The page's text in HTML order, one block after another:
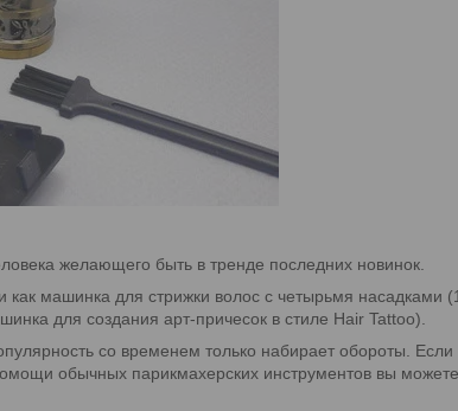
желающего быть в тренде последних новинок.
как машинка для стрижки волос с четырьмя
для создания арт-причесок в стиле Hair Tattoo).
со временем только набирает обороты.
обычных парикмахерских инструментов вы можете